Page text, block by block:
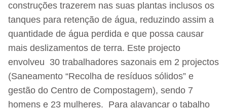
construções trazerem nas suas plantas inclusos os
tanques para retenção de água, reduzindo assim a
quantidade de água perdida e que possa causar
mais deslizamentos de terra. Este projecto
envolveu 30 trabalhadores sazonais em 2 projectos
(Saneamento “Recolha de resíduos sólidos” e
gestão do Centro de Compostagem), sendo 7
homens e 23 mulheres. Para alavancar o tabalho